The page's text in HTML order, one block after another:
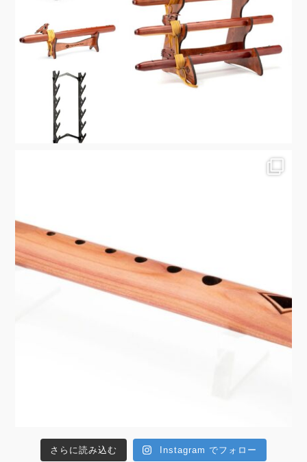
さらに読み込む Instagram でフォロー